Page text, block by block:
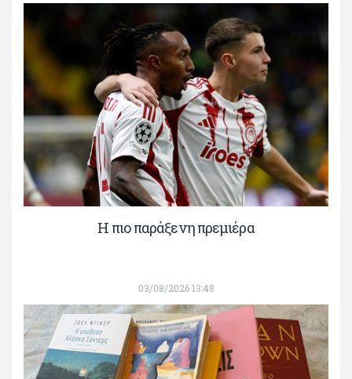
H πιο παράξενη πρεμιέρα
03/08/2026 13:48